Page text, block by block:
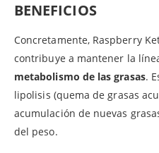
BENEFICIOS
Concretamente, Raspberry
contribuye a mantener la
metabolismo de las grasas.
lipolisis (quema de grasas
acumulación de nuevas
del peso.